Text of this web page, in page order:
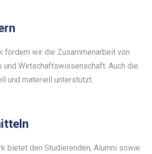
fördern wir die Zusammenarbeit von
und Wirtschaftswissenschaft. Auch die
und materiell unterstützt.
bietet den Studierenden, Alumni sowie